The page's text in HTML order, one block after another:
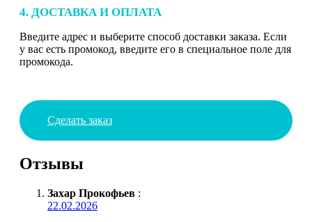
4. ДОСТАВКА И ОПЛАТА
Введите адрес и выберите способ доставки заказа. Если
у вас есть промокод, введите его в специальное поле для
промокода.
Сделать заказ
Отзывы
Захар Прокофьев :
22.02.2026